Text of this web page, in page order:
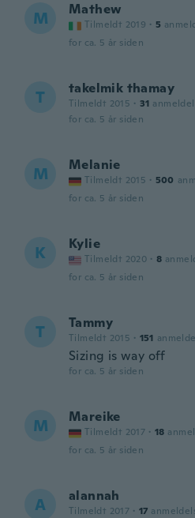
M Mathew
Tilmeldt 2019 · 5
for ca. 5 år siden
T takelmik thamay
Tilmeldt 2015 · 31
for ca. 5 år siden
M Melanie
Tilmeldt 2015 · 500
for ca. 5 år siden
K Kylie
Tilmeldt 2020 · 8
for ca. 5 år siden
T Tammy
Tilmeldt 2015 · 151
Sizing is way off
for ca. 5 år siden
M Mareike
Tilmeldt 2017 · 18
for ca. 5 år siden
A alannah
Tilmeldt 2017 · 17